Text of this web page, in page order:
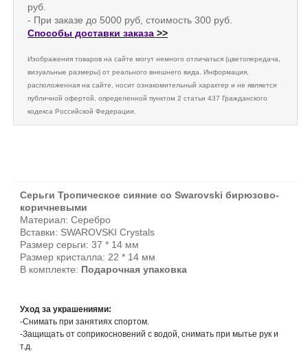
руб.
- При заказе до 5000 руб, стоимость 300 руб.
Способы доставки заказа >>
Изображения товаров на сайте могут немного отличаться (цветопередача,
визуальные размеры) от реального внешнего вида. Информация,
расположенная на сайте, носит ознакомительный характер и не является
публичной офертой, определенной пунктом 2 статьи 437 Гражданского
кодекса Российской Федерации.
Серьги Тропическое сияние со Swarovski бирюзово-
коричневыми
Материал: Серебро
Вставки: SWAROVSKI Crystals
Размер серьги: 37 * 14 мм
Размер кристалла: 22 * 14 мм
В комплекте: Подарочная упаковка
Уход за украшениями:
-Снимать при занятиях спортом.
-Защищать от соприкосновений с водой, снимать при мытье рук и
т.д.